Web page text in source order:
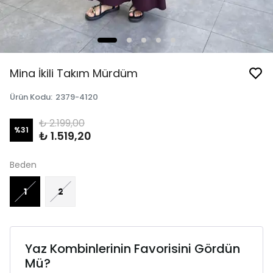
Mina İkili Takım Mürdüm
Ürün Kodu: 2379-4120
%31 ₺ 2.199,00
₺ 1.519,20
Beden
1 2
Yaz Kombinlerinin Favorisini Gördün
Mü?